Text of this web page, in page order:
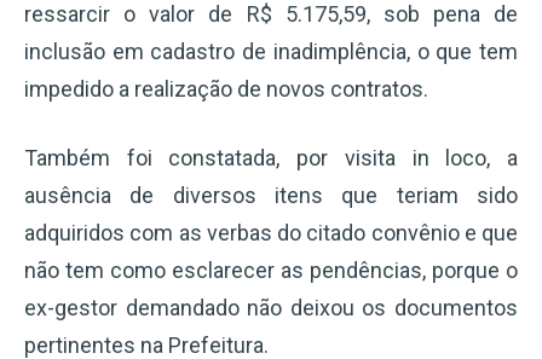
ressarcir o valor de R$ 5.175,59, sob pena de
inclusão em cadastro de inadimplência, o que tem
impedido a realização de novos contratos.
Também foi constatada, por visita in loco, a
ausência de diversos itens que teriam sido
adquiridos com as verbas do citado convênio e que
não tem como esclarecer as pendências, porque o
ex-gestor demandado não deixou os documentos
pertinentes na Prefeitura.